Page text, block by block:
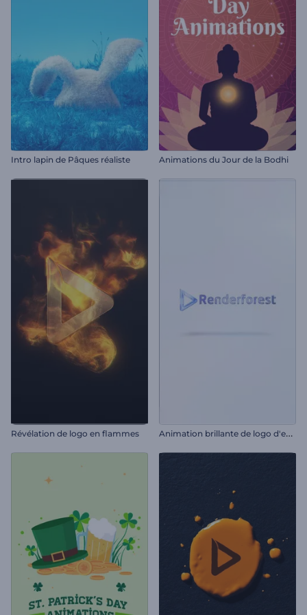
Intro lapin de Pâques réaliste Animations du Jour de la Bodhi
Révélation de logo en flammes A
nimation brillante de logo d'entreprise